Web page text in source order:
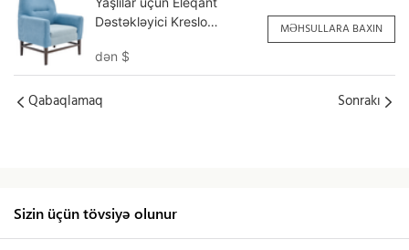
Dəstəkləyici Kreslo
dən $
MƏHSULLARA BAXIN
Qabaqlamaq Sonrakı
Sizin üçün tövsiyə olunur